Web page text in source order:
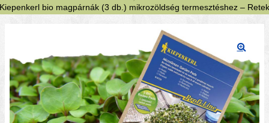
Termékek
Kosaram
Pénztár
Kiepenkerl bio magpárnák (3 db.) mikrozöldség termesztéshez – Retek
🔍